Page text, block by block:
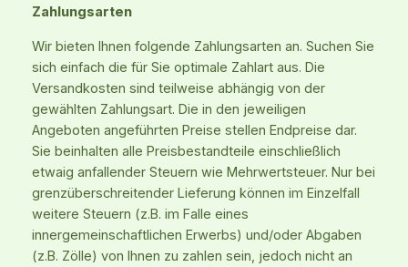
Zahlungsarten
Wir bieten Ihnen folgende Zahlungsarten an. Suchen Sie
sich einfach die für Sie optimale Zahlart aus. Die
Versandkosten sind teilweise abhängig von der
gewählten Zahlungsart. Die in den jeweiligen
Angeboten angeführten Preise stellen Endpreise dar.
Sie beinhalten alle Preisbestandteile einschließlich
etwaig anfallender Steuern wie Mehrwertsteuer. Nur bei
grenzüberschreitender Lieferung können im Einzelfall
weitere Steuern (z.B. im Falle eines
innergemeinschaftlichen Erwerbs) und/oder Abgaben
(z.B. Zölle) von Ihnen zu zahlen sein, jedoch nicht an